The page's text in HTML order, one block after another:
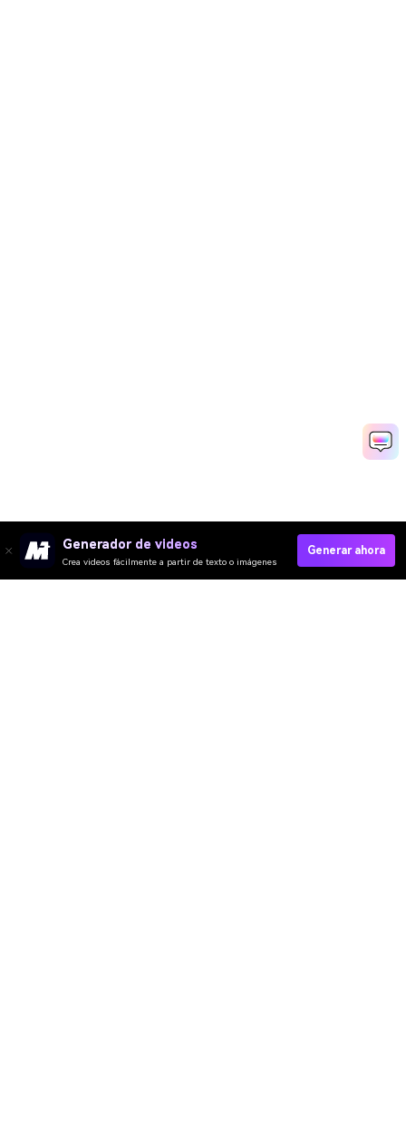
Generador de videos
Crea videos fácilmente a partir de texto o imágenes
Generar ahora